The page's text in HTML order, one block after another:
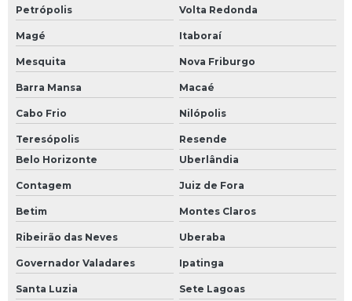
Petrópolis Volta Redonda
Magé Itaboraí
Mesquita Nova Friburgo
Barra Mansa Macaé
Cabo Frio Nilópolis
Teresópolis
Resende
Belo Horizonte
Uberlândia
Contagem Juiz de Fora
Betim Montes Claros
Ribeirão das Neves Uberaba
Governador Valadares Ipatinga
Santa Luzia Sete Lagoas